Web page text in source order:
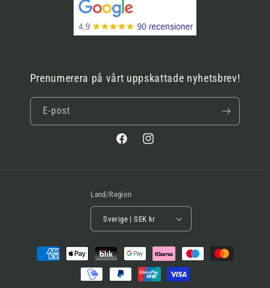
Prenumerera på vårt uppskattade nyhetsbrev!
E-post
FacebookInstagram
Land/Region
Sverige | SEK kr
Betalningsmetoder